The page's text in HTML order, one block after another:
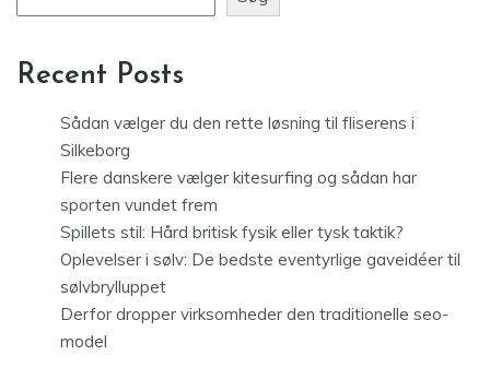
Recent Posts
Sådan vælger du den rette løsning til fliserens i
Silkeborg
Flere danskere vælger kitesurfing og sådan har
sporten vundet frem
Spillets stil: Hård britisk fysik eller tysk taktik?
Oplevelser i sølv: De bedste eventyrlige gaveidéer til
sølvbrylluppet
Derfor dropper virksomheder den traditionelle seo-
model